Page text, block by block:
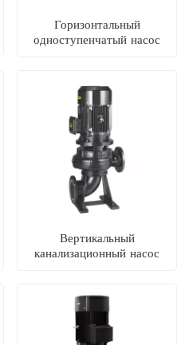
Горизонтальный
одноступенчатый насос
Вертикальный
канализационный насос
засорение.